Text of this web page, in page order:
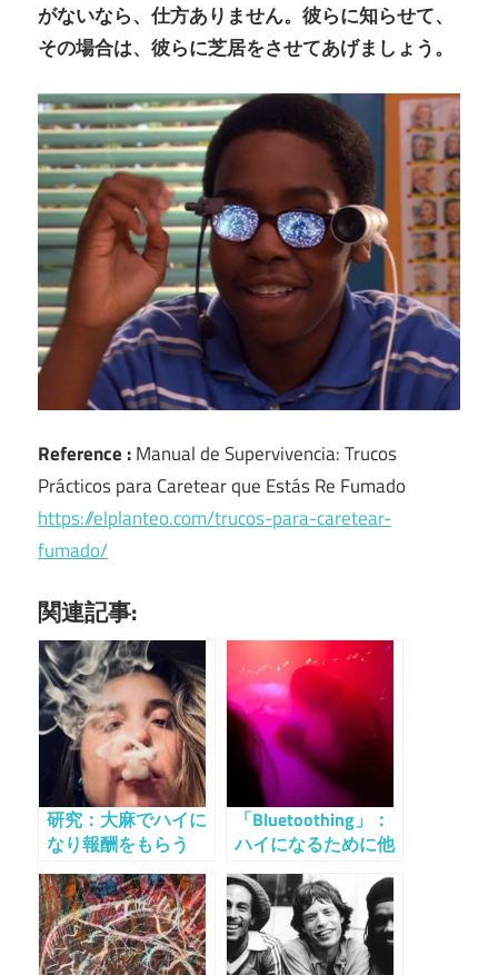
がないなら、仕方ありません。彼らに知らせて、
その場合は、彼らに芝居をさせてあげましょう。
Reference :Manual de Supervivencia: Trucos
Prácticos para Caretear que Estás Re Fumado
https://elplanteo.com/trucos-para-caretear-
fumado/
関連記事:
研究：大麻でハイに
なり報酬をもらう
「Bluetoothing」：
ハイになるために他
人の血液を注入する
人が本当にいるの
か？